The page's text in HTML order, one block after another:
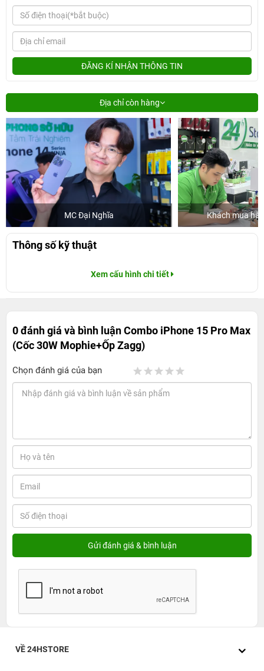
ĐĂNG KÍ NHẬN THÔNG TIN
Địa chỉ còn hàng
MC Đại Nghĩa Khách mua
Thông số kỹ thuật
Xem cấu hình chi tiết
0 đánh giá và bình luậnCombo iPhone 15 Pro Max
(Cốc 30W Mophie+Ốp Zagg)
Chọn đánh giá của bạn
VỀ 24HSTORE